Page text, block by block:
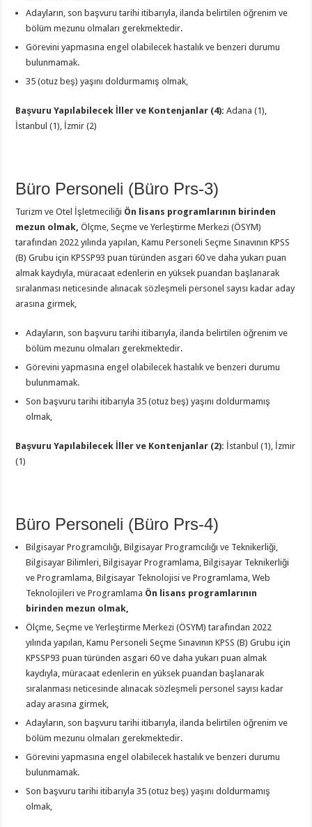
Adayların, son başvuru tarihi itibarıyla, ilanda belirtilen öğrenim ve
bölüm mezunu olmaları gerekmektedir.
Görevini yapmasına engel olabilecek hastalık ve benzeri durumu
bulunmamak.
35 (otuz beş) yaşını doldurmamış olmak,
Başvuru Yapılabilecek İller ve Kontenjanlar (4):Adana (1),
İstanbul (1), İzmir (2)
Büro Personeli (Büro Prs-3)
Turizm ve Otel İşletmeciliği Ön lisans programlarının birinden
mezun olmak,Ölçme, Seçme ve Yerleştirme Merkezi (ÖSYM)
tarafından 2022 yılında yapılan, Kamu Personeli Seçme Sınavının KPSS
(B) Grubu için KPSSP93 puan türünden asgari 60 ve daha yukarı puan
almak kaydıyla, müracaat edenlerin en yüksek puandan başlanarak
sıralanması neticesinde alınacak sözleşmeli personel sayısı kadar aday
arasına girmek,
Adayların, son başvuru tarihi itibarıyla, ilanda belirtilen öğrenim ve
bölüm mezunu olmaları gerekmektedir.
Görevini yapmasına engel olabilecek hastalık ve benzeri durumu
bulunmamak.
Son başvuru tarihi itibarıyla 35 (otuz beş) yaşını doldurmamış
olmak,
Başvuru Yapılabilecek İller ve Kontenjanlar (2): İstanbul (1), İzmir
(1)
Büro Personeli (Büro Prs-4)
Bilgisayar Programcılığı, Bilgisayar Programcılığı ve Teknikerliği,
Bilgisayar Bilimleri, Bilgisayar Programlama, Bilgisayar Teknikerliği
ve Programlama, Bilgisayar Teknolojisi ve Programlama, Web
Teknolojileri ve Programlama Ön lisans programlarının
birinden mezun olmak,
Ölçme, Seçme ve Yerleştirme Merkezi (ÖSYM) tarafından 2022
yılında yapılan, Kamu Personeli Seçme Sınavının KPSS (B) Grubu için
KPSSP93 puan türünden asgari 60 ve daha yukarı puan almak
kaydıyla, müracaat edenlerin en yüksek puandan başlanarak
sıralanması neticesinde alınacak sözleşmeli personel sayısı kadar
aday arasına girmek,
Adayların, son başvuru tarihi itibarıyla, ilanda belirtilen öğrenim ve
bölüm mezunu olmaları gerekmektedir.
Görevini yapmasına engel olabilecek hastalık ve benzeri durumu
bulunmamak.
Son başvuru tarihi itibarıyla 35 (otuz beş) yaşını doldurmamış
olmak,